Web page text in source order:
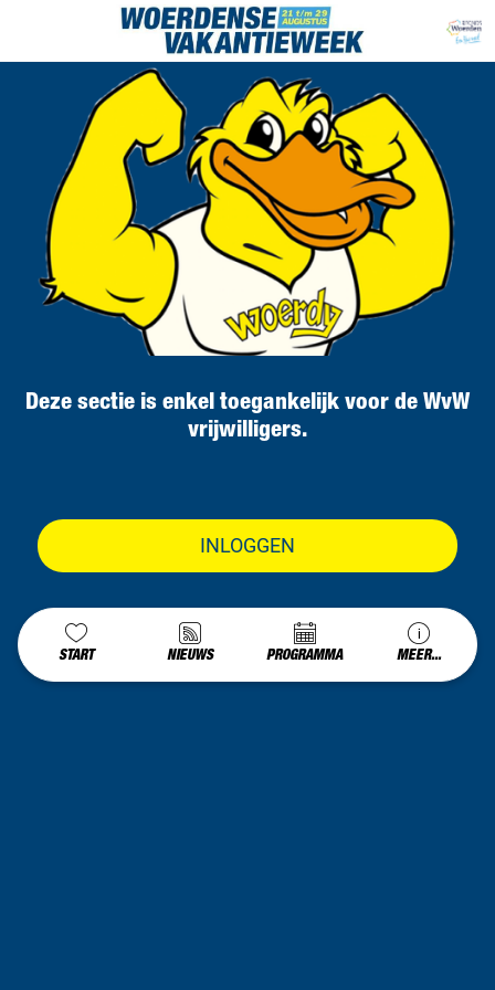
Deze sectie is enkel toegankelijk voor de WvW
vrijwilligers.
INLOGGEN
START NIEUWS PROGRAMMA MEER...